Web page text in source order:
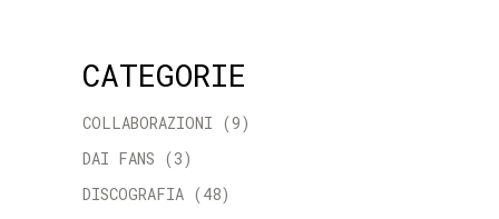
CATEGORIE
COLLABORAZIONI (9)
DAI FANS (3)
DISCOGRAFIA (48)